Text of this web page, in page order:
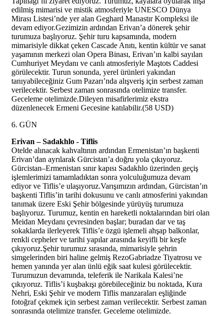
edilmiş mimarisi ve mistik atmosferiyle UNESCO Dünya
Mirası Listesi’nde yer alan Geghard Manastır Kompleksi ile
devam ediyor.Gezimizin ardından Erivan’a dönerek şehir
turumuza başlıyoruz. Şehir turu kapsamında, modern
mimarisiyle dikkat çeken Cascade Anıtı, kentin kültür ve sanat
yaşamının merkezi olan Opera Binası, Erivan’ın kalbi sayılan
Cumhuriyet Meydanı ve canlı atmosferiyle Maştots Caddesi
görülecektir. Turun sonunda, yerel ürünleri yakından
tanıyabileceğiniz Gum Pazarı’nda alışveriş için serbest zaman
verilecektir. Serbest zaman sonrasında otelimize transfer.
Geceleme otelimizde.Dileyen misafirlerimiz ekstra
düzenlenecek Ermeni Gecesine katılabilir.(58 USD)
6. GÜN
Erivan – Sadakhlo - Tiflis
Otelde alınacak kahvaltının ardından Ermenistan’ın başkenti
Erivan’dan ayrılarak Gürcistan’a doğru yola çıkıyoruz.
Gürcistan–Ermenistan sınır kapısı Sadakhlo üzerinden geçiş
işlemlerimizi tamamladıktan sonra yolculuğumuza devam
ediyor ve Tiflis’e ulaşıyoruz.Varışımızın ardından, Gürcistan’ın
başkenti Tiflis’in tarihi dokusunu ve canlı atmosferini yakından
tanımak üzere Eski Şehir bölgesinde yürüyüş turumuza
başlıyoruz. Turumuz, kentin en hareketli noktalarından biri olan
Meidan Meydanı çevresinden başlar; buradan dar ve taş
sokaklarda ilerleyerek Tiflis’e özgü işlemeli ahşap balkonlar,
renkli cepheler ve tarihi yapılar arasında keyifli bir keşfe
çıkıyoruz.Şehir turumuz sırasında, mimarisiyle şehrin
simgelerinden biri haline gelmiş RezoGabriadze Tiyatrosu ve
hemen yanında yer alan ünlü eğik saat kulesi görülecektir.
Turumuzun devamında, teleferik ile Narikala Kalesi’ne
çıkıyoruz. Tiflis’i kuşbakışı görebileceğiniz bu noktada, Kura
Nehri, Eski Şehir ve modern Tiflis manzaraları eşliğinde
fotoğraf çekmek için serbest zaman verilecektir. Serbest zaman
sonrasında otelimize transfer. Geceleme otelimizde.